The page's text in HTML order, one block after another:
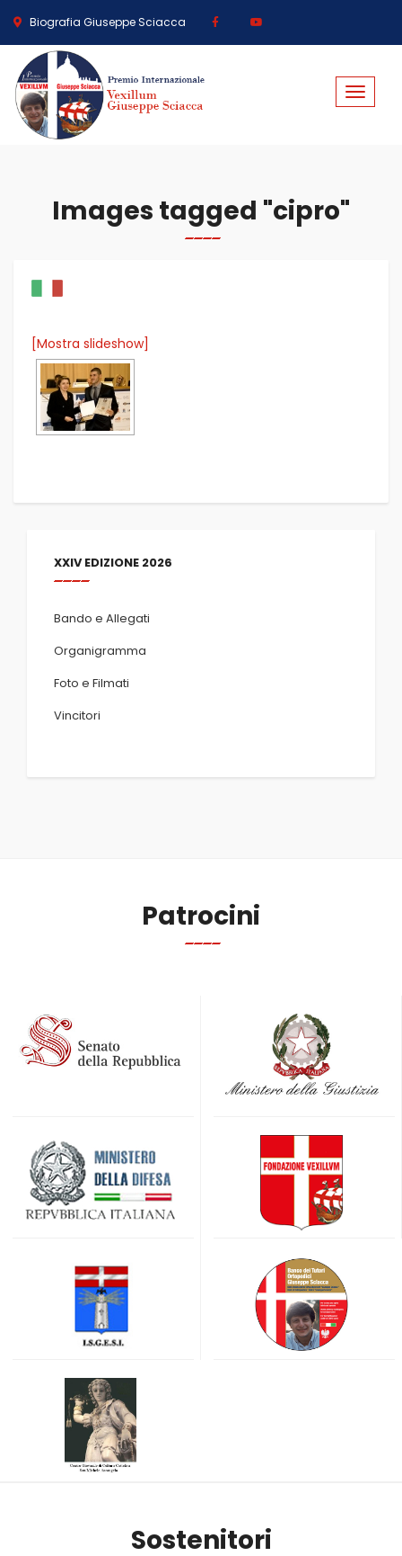
Biografia Giuseppe Sciacca
Toggle
Images tagged "cipro"
[Mostra slideshow]
XXIV EDIZIONE 2026
Bando e Allegati
Organigramma
Foto e Filmati
Vincitori
Patrocini
Sostenitori